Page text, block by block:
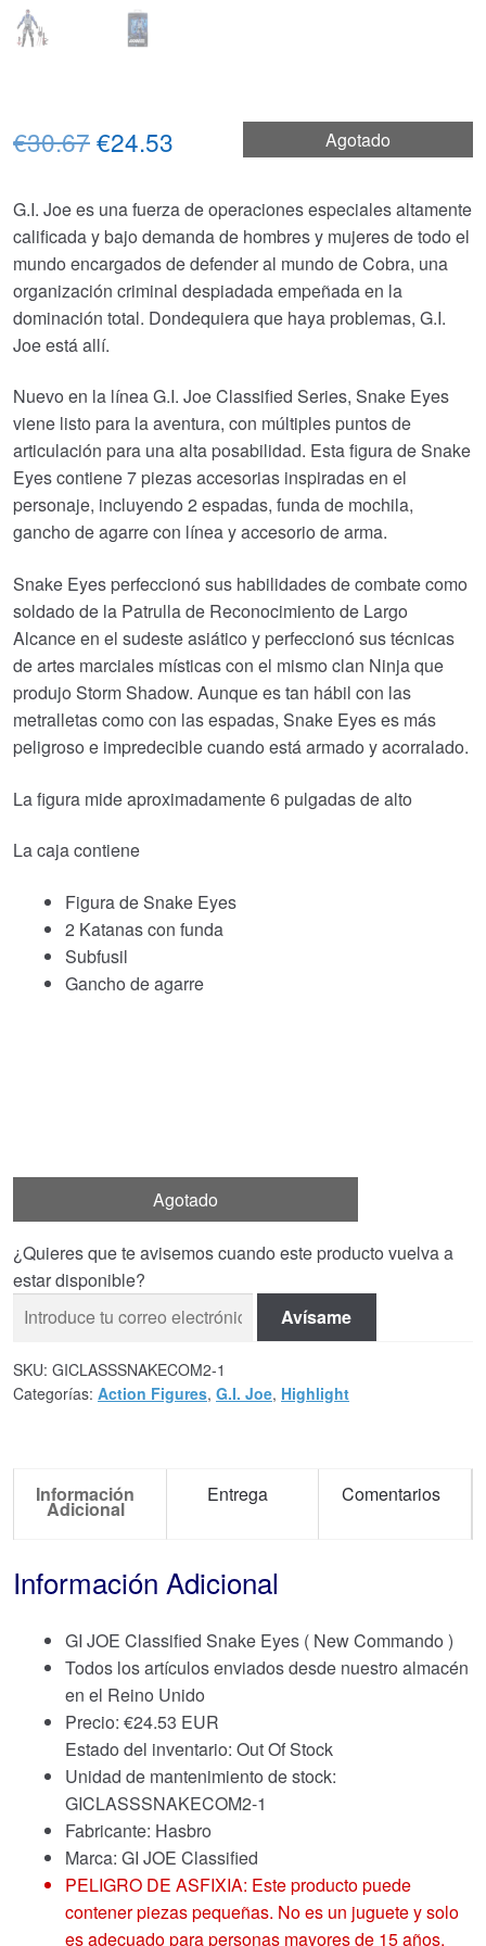
Agotado
€30.67El
original
era:
€30.67.
€24.53
actual
es:
€24.53.
G.I. Joe es una fuerza de operaciones especiales altamente
calificada y bajo demanda de hombres y mujeres de todo el
mundo encargados de defender al mundo de Cobra, una
organización criminal despiadada empeñada en la
dominación total. Dondequiera que haya problemas, G.I.
Joe está allí.
Nuevo en la línea G.I. Joe Classified Series, Snake Eyes
viene listo para la aventura, con múltiples puntos de
articulación para una alta posabilidad. Esta figura de Snake
Eyes contiene 7 piezas accesorias inspiradas en el
personaje, incluyendo 2 espadas, funda de mochila,
gancho de agarre con línea y accesorio de arma.
Snake Eyes perfeccionó sus habilidades de combate como
soldado de la Patrulla de Reconocimiento de Largo
Alcance en el sudeste asiático y perfeccionó sus técnicas
de artes marciales místicas con el mismo clan Ninja que
produjo Storm Shadow. Aunque es tan hábil con las
metralletas como con las espadas, Snake Eyes es más
peligroso e impredecible cuando está armado y acorralado.
La figura mide aproximadamente 6 pulgadas de alto
La caja contiene
Figura de Snake Eyes
2 Katanas con funda
Subfusil
Gancho de agarre
Agotado
¿Quieres que te avisemos cuando este producto vuelva a
estar disponible?
Avísame
SKU: GICLASSSNAKECOM2-1
Categorías: Action Figures, G.I. Joe, Highlight
Información
Adicional
Entrega Comentarios
Información Adicional
GI JOE Classified Snake Eyes ( New Commando )
Todos los artículos enviados desde nuestro almacén
en el Reino Unido
Precio: €24.53 EUR
Estado del inventario: Out Of Stock
Unidad de mantenimiento de stock:
GICLASSSNAKECOM2-1
Fabricante: Hasbro
Marca: GI JOE Classified
PELIGRO DE ASFIXIA: Este producto puede
contener piezas pequeñas. No es un juguete y solo
es adecuado para personas mayores de 15 años.